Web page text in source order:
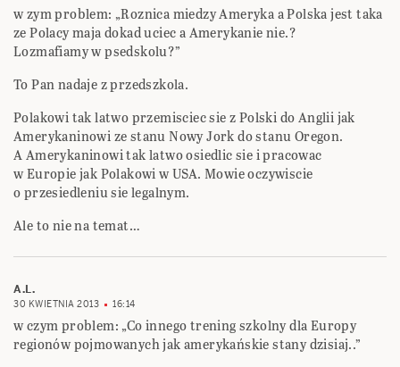
w zym problem: „Roznica miedzy Ameryka a Polska jest taka
ze Polacy maja dokad uciec a Amerykanie nie.?
Lozmafiamy w psedskolu?”
To Pan nadaje z przedszkola.
Polakowi tak latwo przemisciec sie z Polski do Anglii jak
Amerykaninowi ze stanu Nowy Jork do stanu Oregon.
A Amerykaninowi tak latwo osiedlic sie i pracowac
w Europie jak Polakowi w USA. Mowie oczywiscie
o przesiedleniu sie legalnym.
Ale to nie na temat…
A.L.
30 KWIETNIA 2013 16:14
w czym problem: „Co innego trening szkolny dla Europy
regionów pojmowanych jak amerykańskie stany dzisiaj..”